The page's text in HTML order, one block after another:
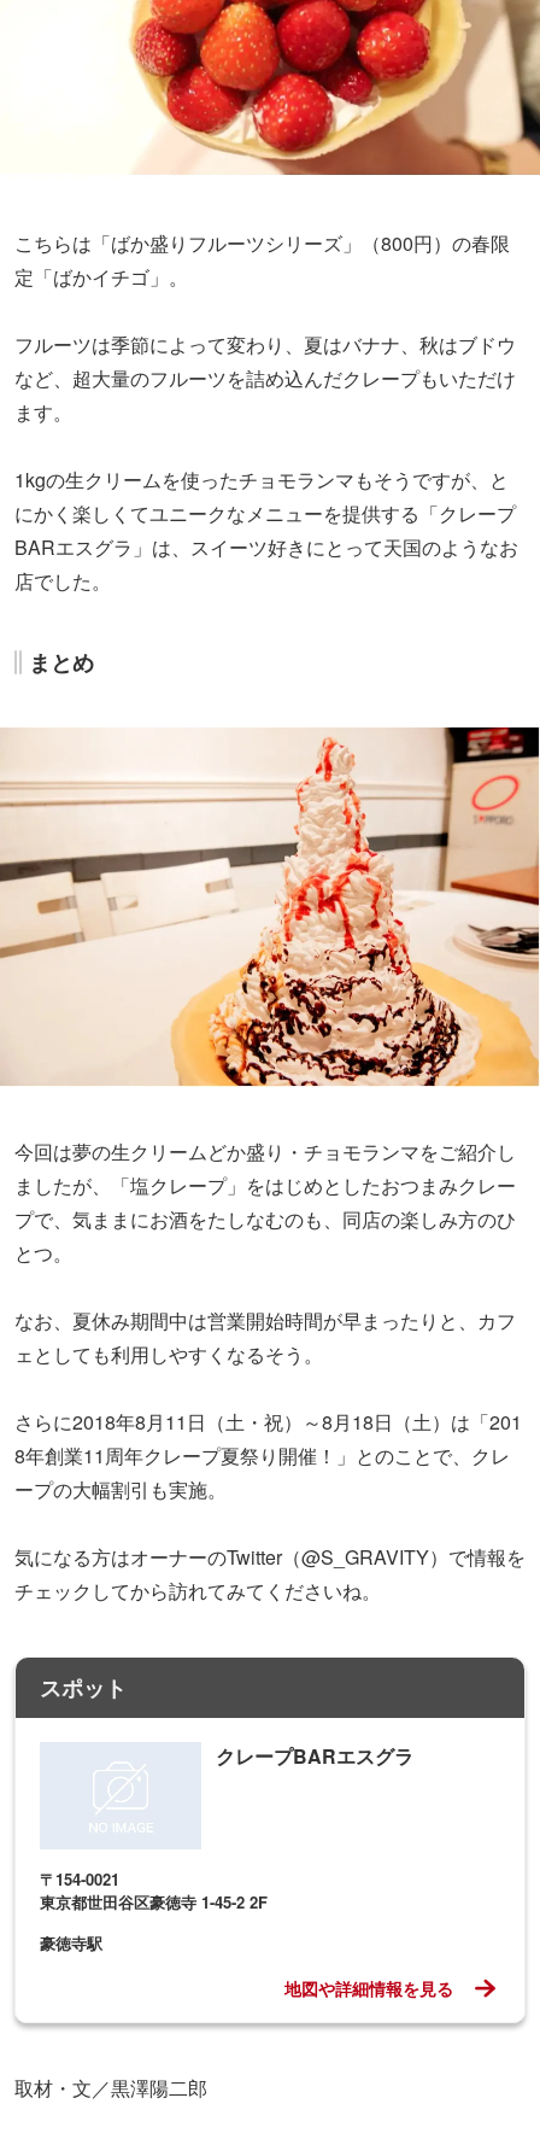
こちらは「ばか盛りフルーツシリーズ」（800円）の春限
定「ばかイチゴ」。
フルーツは季節によって変わり、夏はバナナ、秋はブドウ
ます。
にかく楽しくてユニークなメニューを提供する「クレープ
BARエスグラ」は、スイーツ好きにとって天国のようなお
店でした。
まとめ
今回は夢の生クリームどか盛り・チョモランマをご紹介し
ましたが、「塩クレープ」をはじめとしたおつまみクレー
プで、気ままにお酒をたしなむのも、同店の楽しみ方のひ
なお、夏休み期間中は営業開始時間が早まったりと、カフ
ェとしても利用しやすくなるそう。
さらに2018年8月11日（土・祝）～8月18日（土）は「201
ープの大幅割引も実施。
チェックしてから訪れてみてくださいね。
スポット
クレープBARエスグラ
〒154-0021
東京都世田谷区豪徳寺 1-45-2 2F
取材・文／黒澤陽二郎
よく読まれている記事ランキング